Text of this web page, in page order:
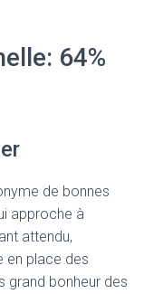
64%
de bonnes
approche à
attendu,
en place des
grand bonheur des